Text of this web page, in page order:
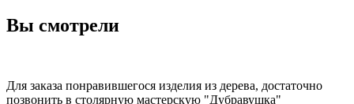
Вы смотрели
Для заказа понравившегося изделия из дерева, достаточно
позвонить в столярную мастерскую "Дубравушка"